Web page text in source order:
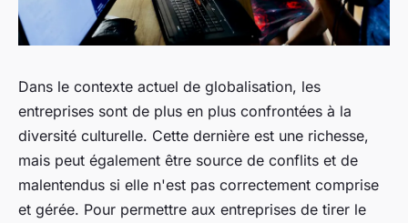
Dans le contexte actuel de globalisation, les
entreprises sont de plus en plus confrontées à la
diversité culturelle. Cette dernière est une richesse,
mais peut également être source de conflits et de
malentendus si elle n'est pas correctement comprise
et gérée. Pour permettre aux entreprises de tirer le